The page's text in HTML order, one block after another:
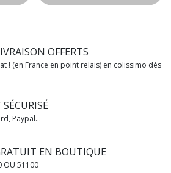
OFFERTS
! (en France en point relais) en colissimo dès
Paypal...
EN BOUTIQUE
OU 51100